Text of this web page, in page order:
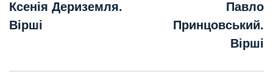
записів
Ксенія Дериземля.
Вірші
Павло
Принцовський.
Вірші